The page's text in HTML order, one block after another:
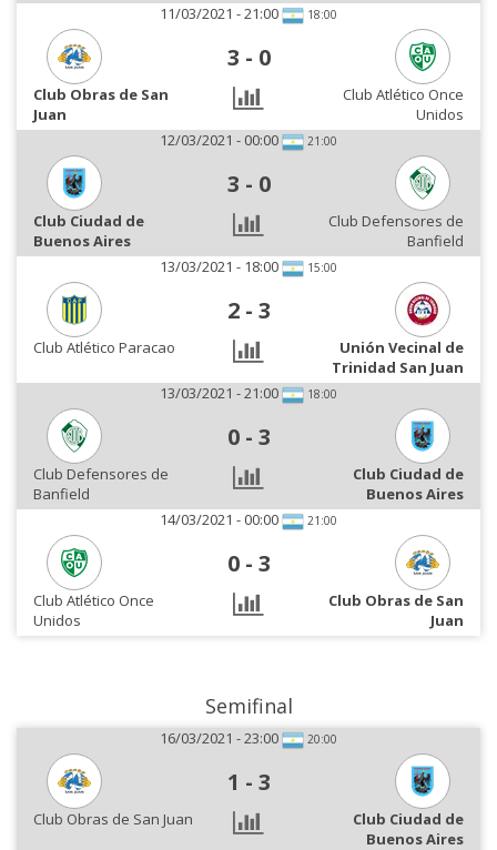
11/03/2021 - 21:00 18:00
3 - 0
Club Obras de San
Juan
Club Atlético Once
Unidos
12/03/2021 - 00:00
21:00
3 - 0
Club Ciudad de
Buenos Aires
Club Defensores de
Banfield
13/03/2021 - 18:00
15:00
2 - 3
Club Atlético Paracao
Unión Vecinal de
Trinidad San Juan
13/03/2021 - 21:00
18:00
0 - 3
Club Defensores de
Banfield
Club Ciudad de
Buenos Aires
14/03/2021 - 00:00
21:00
0 - 3
Club Atlético Once
Unidos
Club Obras de San
Juan
Semifinal
16/03/2021 - 23:00 20:00
1 - 3
Club Obras de San Juan
Club Ciudad de
Buenos Aires